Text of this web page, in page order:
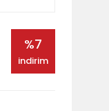
%7
indirim